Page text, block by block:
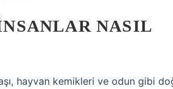
NASIL
hayvan kemikleri ve odun gibi